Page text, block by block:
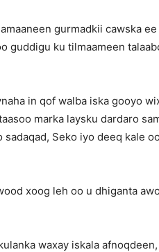
gurmadkii cawska
guddigu ku tilmaameen
in qof walba iska gooyo
marka laysku dardaro
sadaqad, Seko iyo deeq kale oo
xoog leh oo u dhiganta
waxay iskala